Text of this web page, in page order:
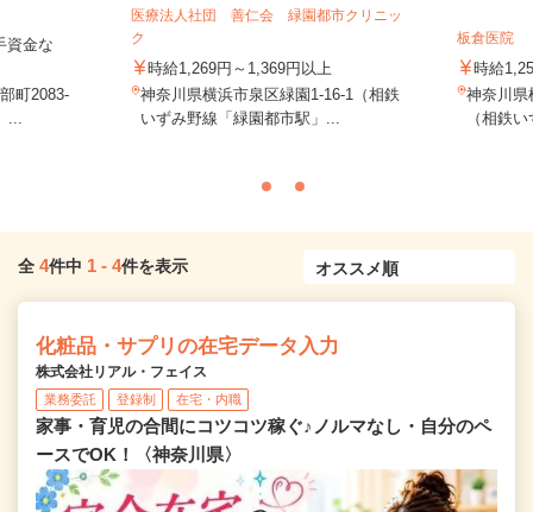
資金な
町2083-
医療法人社団 善仁会 緑園都市クリニッ
ク
時給1,269円～1,369円以上
神奈川県横浜市泉区緑園1-16-1（相鉄
いずみ野線「緑園都市駅」...
板倉医院
時給
神奈川県
（相鉄
全 4件中 1 - 4件を表示
化粧品・サプリの在宅データ入力
株式会社リアル・フェイス
業務委託 登録制 在宅・内職
家事・育児の合間にコツコツ稼ぐ♪ノルマなし・自分のペ
ースでOK！〈神奈川県〉